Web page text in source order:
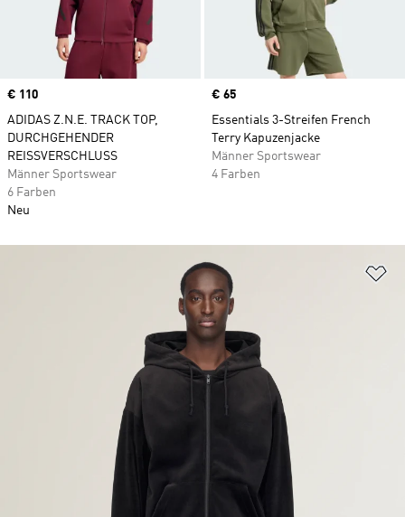
Price
€ 110
ADIDAS Z.N.E. TRACK TOP,
DURCHGEHENDER
REISSVERSCHLUSS
Männer Sportswear
6 Farben
Neu
Price
€ 65
Essentials 3-Streifen French
Terry Kapuzenjacke
Männer Sportswear
4 Farben